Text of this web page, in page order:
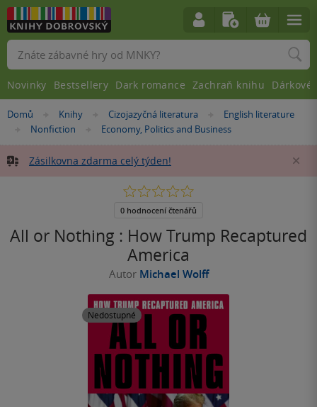
Nacházíte
Domů »Knihy »Cizojazyčná literatura »English literature
»
Nonfiction »
Economy, Politics and Business
Zásilkovna zdarma celý týden!
All or Nothing : How Trump Recaptured
America
Autor Michael Wolff
Nedostupné
0.0
5
0 hodnocení čtenářů
Vyhledávání
Novinky Bestsellery Dark romance Zachraň knihu Dárkové